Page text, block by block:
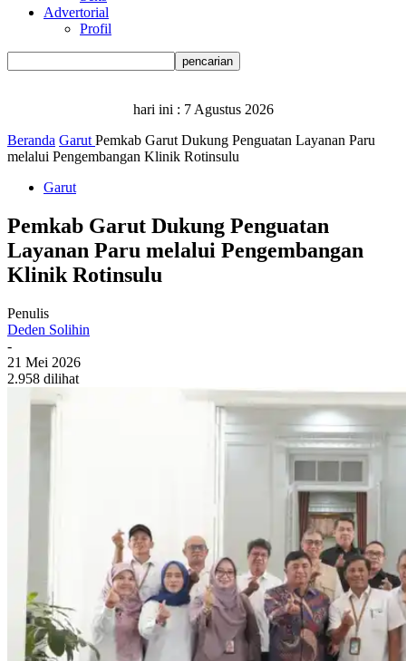
Advertorial
Profil
hari ini : 7 Agustus 2026
Beranda Garut Pemkab Garut Dukung Penguatan Layanan Paru
melalui Pengembangan Klinik Rotinsulu
Garut
Pemkab Garut Dukung Penguatan
Layanan Paru melalui Pengembangan
Klinik Rotinsulu
Penulis
Deden Solihin
-
21 Mei 2026
2.958 dilihat